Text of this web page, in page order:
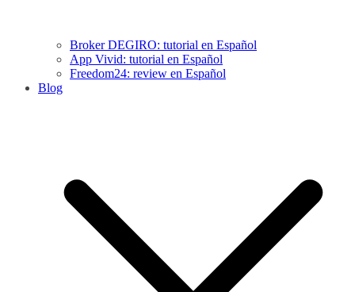
Broker DEGIRO: tutorial en Español
App Vivid: tutorial en Español
Freedom24: review en Español
Blog